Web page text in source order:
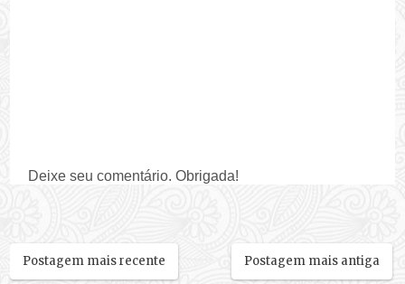
Deixe seu comentário. Obrigada!
Postagem mais recente Postagem mais antiga